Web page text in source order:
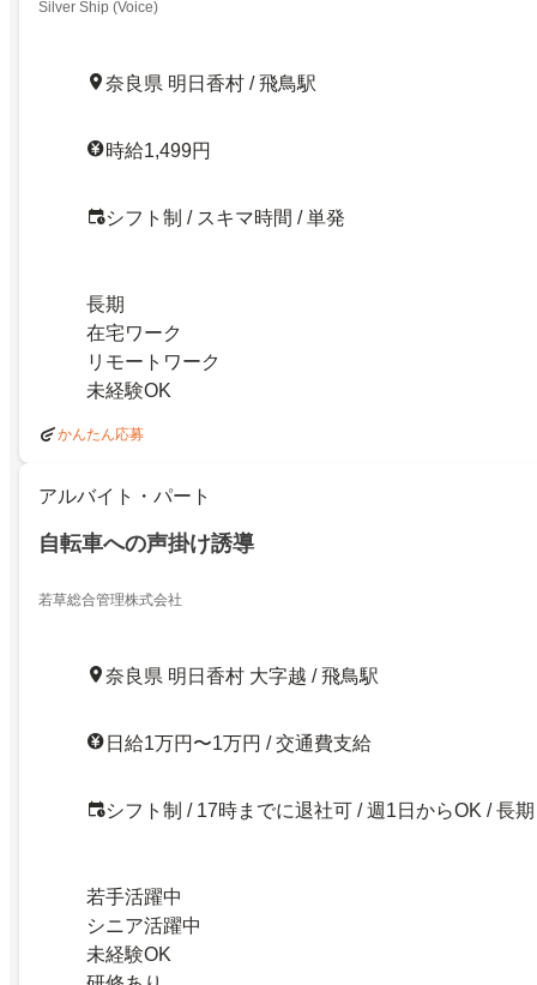
Silver Ship (Voice)
奈良県 明日香村 / 飛鳥駅
時給1,499円
シフト制 / スキマ時間 / 単発
長期
在宅ワーク
リモートワーク
未経験OK
かんたん応募
アルバイト・パート
自転車への声掛け誘導
若草総合管理株式会社
奈良県 明日香村 大字越 / 飛鳥駅
日給1万円〜1万円 / 交通費支給
シフト制 / 17時までに退社可 / 週1日からOK / 長期
若手活躍中
シニア活躍中
未経験OK